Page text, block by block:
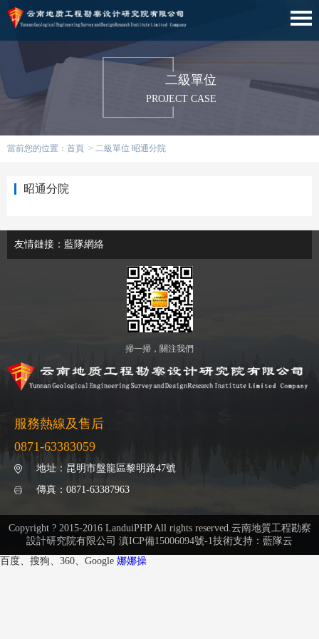
二級單位
PROJECT CASE
當前您的位置： 首頁 > 二級單位 昭通分院
昭通分院
友情鏈接： 藍隊網絡
掃一掃，關注我們
服務熱線及售后
0871-63383059
地址： 昆明市盤龍區黎明路47號
傳真： 0871-63387963
Copyright ? 2015-2016 LanduiPHP All rights reserved.云南地質工程勘察
設計研究院有限公司 滇ICP備15006094號-1技術支持：藍隊云
百度、搜狗、360、Google 娜娜操